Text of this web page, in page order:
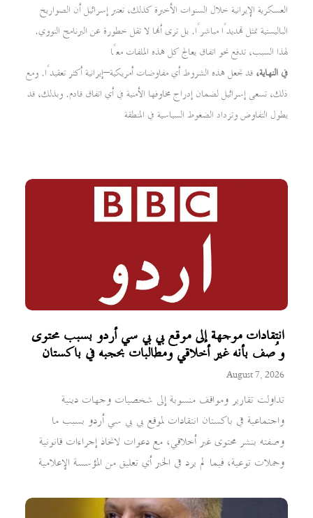
انتقادات موجهة إلى موقع بي بي سي أردو بسبب محتوى
وُصف بأنه غير أخلاقي ومطالبات بحجبه في باكستان
August 7, 2026
تداولت تقارير ومواقف منسوبة إلى شخصيات وجهات دينية
واجتماعية في باكستان انتقادات لموقع بي بي سي أردو بسبب ما
وصفته بنشر محتوى غير أخلاقي، مع دعوات لاتخاذ إجراءات قانونية
وحملات توعية، فيما لم يرد في الخبر أي تعليق من المؤسسة الإعلامية
العسكرية الإيرانية خلال السنوات الأخيرة كذلك، تعتبر إسرائيل أن الصواريخ
الباليستية تمثل تهديدًا مباشرًا. بل ترى أنها لا تقل خطورة عن البرنامج النووي.
لهذا السبب، تدفع نحو اتفاق يعالج كل هذه الملفات معًا
في النهاية،قد تجعل هذه الشروط أي مفاوضات أمريكية–إيرانية أكثر تعقيدًا. ومع
ذلك، تسعى إسرائيل لضمان إدراج مخاوفها الأمنية في أي اتفاق قادم. وبذلك، قد
يطول التفاوض وتزداد الضغوط السياسية في المنطقة